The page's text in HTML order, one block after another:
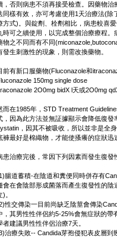
，否則病患不須再接受檢查。因藥物
同樣有效，亦可考慮使用1天治療法(
方式)。與錠劑、栓劑相比，病患較喜
時可之續使用，以完成整個治療療程
物之不同而有不同
發生刺激性的現象，則需改換藥物。
前有新口服藥物(Fluconazole和
150mg single dose
2O0mg bidX l天或2O0mg
而在1985年，STD Treatment
，因為此方法並無証據顯示會降低復
，因其不被吸收，所以並非是全
褲最好是棉織物，才能使搔癢的症狀迅
患治療完後，常因下列因素而發生復發
腸道蓄積-在陰道和糞便同時併存有
會在會陰部形成菌落而產生復發性的
)。
性交傳染一目前尚缺乏陰莖會傳染
，其男性性伴侶約5-25%會無症狀的
者建議男性性伴侶治療7天。
治療失敗-- Candida芽孢侵犯表皮層